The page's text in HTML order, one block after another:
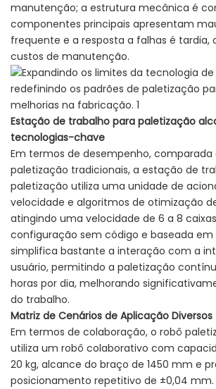
manutenção; a estrutura mecânica é
componentes principais apresentam
frequente e a resposta a falhas é tardia,
custos de manutenção.
Estação de trabalho para paletização
tecnologias-chave
Em termos de desempenho, comparada
paletização tradicionais, a estação de
paletização utiliza uma unidade de
velocidade e algoritmos de otimização
atingindo uma velocidade de 6 a 8
configuração sem código e baseada em
simplifica bastante a interação com a
usuário, permitindo a paletização
horas por dia, melhorando
do trabalho.
Matriz de Cenários de Aplicação Diversos
Em termos de colaboração, o robô
utiliza um robô colaborativo com
20 kg, alcance do braço de 1450 mm e
posicionamento repetitivo de ±0,04 mm.